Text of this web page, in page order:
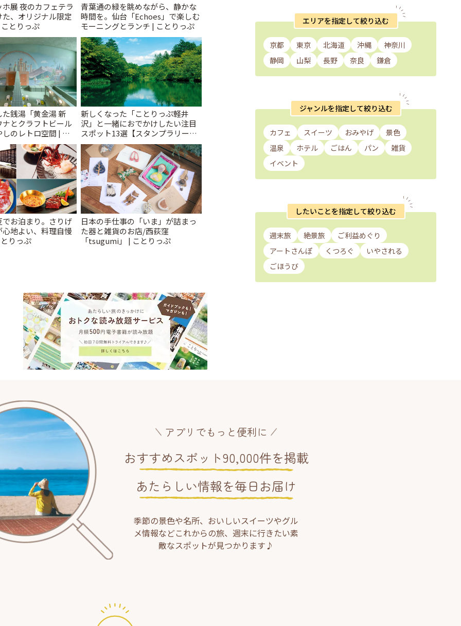
展 夜のカフェテラ
、オリジナル限定
とりっぷ
青葉通の緑を眺めながら、静かな
時間を。仙台「Echoes」で楽しむ
モーニングとランチ | ことりっぷ
銭湯「黄金湯 新
とクラフトビール
のレトロ空間 | こ
新しくなった「ことりっぷ軽井
沢」と一緒におでかけしたい注目
スポット13選【スタンプラリー開
催中】 | ことりっぷ
お泊まり。さりげ
地よい、料理自慢
りっぷ
日本の手仕事の「いま」が詰まっ
た器と雑貨のお店/西荻窪
「tsugumi」 | ことりっぷ
エリアを指定して絞り込む
京都 東京 北海道 沖縄
神奈川
静岡
山梨 長野 奈良 鎌倉
ジャンルを指定して絞り込む
カフェ スイーツ おみやげ
景色
温泉
ホテル ごはん パン
雑貨
イベント
したいことを指定して絞り込む
週末旅 絶景旅
ご利益めぐり
アートさんぽ
くつろぐ
いやされる
ごほうび
アプリでもっと便利に
おすすめスポット90,000件を掲載
あたらしい情報を毎日お届け
季節の景色や名所、おいしいスイーツやグル
メ情報などこれからの旅、週末に行きたい素
敵なスポットが見つかります♪